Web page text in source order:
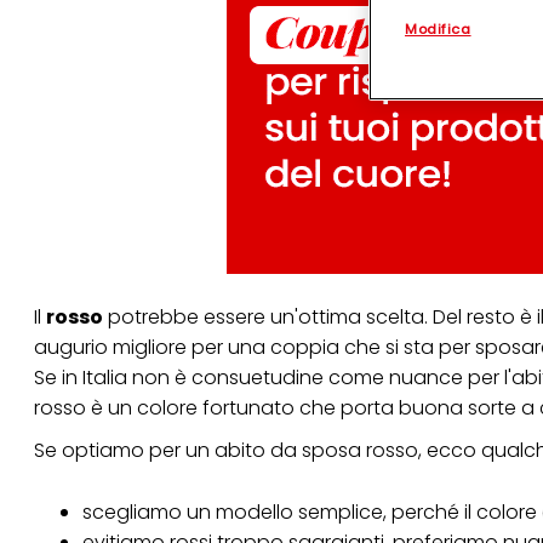
Il rosso potrebbe essere un'ottima scelta. Del resto è
augurio migliore per una coppia che si sta per
Se in Italia non è consuetudine come nuance per
rosso è un colore fortunato che porta buona sorte a
Se optiamo per un abito da sposa rosso, ecco
scegliamo un modello semplice, perché il
.
(rispettivamente
terzi, conservare
identificati) su
misurare e
Puoi trovare
collegata nel piè
qualsiasi
collegata nel piè
"modifica" di
Se fai clic su
per uno o più degli
tuoi dati personali
necessari per
Modifica